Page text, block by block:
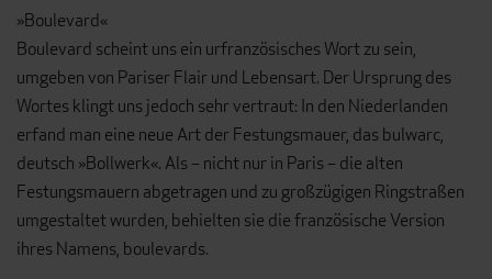
»Boulevard«
Boulevard scheint uns ein urfranzösisches Wort zu sein,
umgeben von Pariser Flair und Lebensart. Der Ursprung des
Wortes klingt uns jedoch sehr vertraut: In den Niederlanden
erfand man eine neue Art der Festungsmauer, das bulwarc,
deutsch »Bollwerk«. Als – nicht nur in Paris – die alten
Festungsmauern abgetragen und zu großzügigen Ringstraßen
umgestaltet wurden, behielten sie die französische Version
ihres Namens, boulevards.